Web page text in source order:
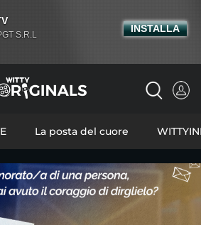
La posta del cuore
S.R.L
INSTALLA